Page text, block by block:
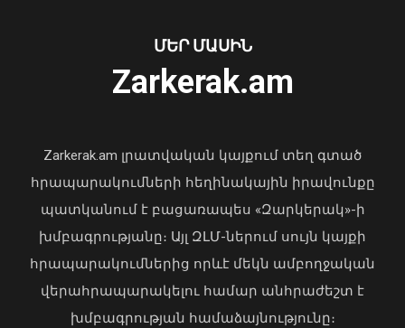
հատուկ տարածք է տեղափոխվել 34
մոտոցիկլետ
08 Օգոստոս, 2026 23:01
Ուկրաինայի Գերագույն Ռադայի
նախագահը շնորհավորել է ՀՀ ԱԺ
ՄԵՐ ՄԱՍԻՆ
Zarkerak.am
Zarkerak.am լրատվական կայքում տեղ գտած
հրապարակումների հեղինակային իրավունքը
պատկանում է բացառապես «Զարկերակ»-ի
խմբագրությանը։ Այլ ԶԼՄ-ներում սույն կայքի
հրապարակումներից որևէ մեկն ամբողջական
վերահրապարակելու համար անհրաժեշտ է
խմբագրության համաձայնությունը։